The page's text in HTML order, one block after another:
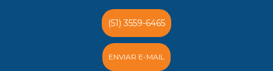
(51) 3559-6465
ENVIAR E-MAIL